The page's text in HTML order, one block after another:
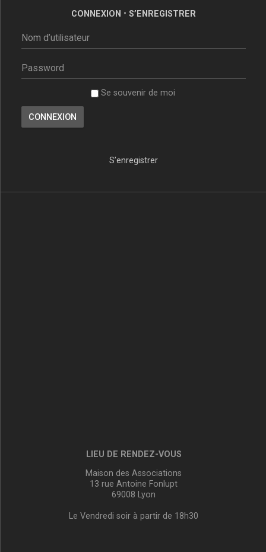
CONNEXION • S’ENREGISTRER
Se souvenir de moi
S’enregistrer
LIEU DE RENDEZ-VOUS
Maison des Associations
13 rue Antoine Fonlupt
69008 Lyon
Le Vendredi soir à partir de 18h30